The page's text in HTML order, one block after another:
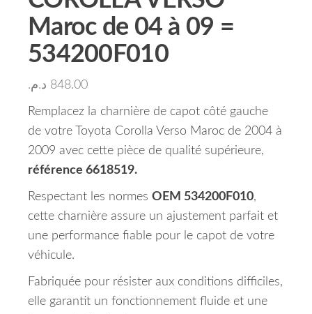
Maroc de 04 à 09 =
534200F010
848.00 د.م.
Remplacez la charnière de capot côté gauche
de votre Toyota Corolla Verso Maroc de 2004 à
2009 avec cette pièce de qualité supérieure,
référence 6618519.
Respectant les normes OEM 534200F010,
cette charnière assure un ajustement parfait et
une performance fiable pour le capot de votre
véhicule.
Fabriquée pour résister aux conditions difficiles,
elle garantit un fonctionnement fluide et une